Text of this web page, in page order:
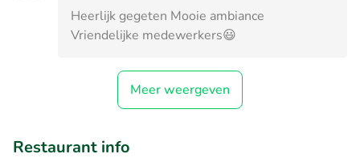
Heerlijk gegeten Mooie ambiance
Vriendelijke medewerkers😃
Meer weergeven
Restaurant info